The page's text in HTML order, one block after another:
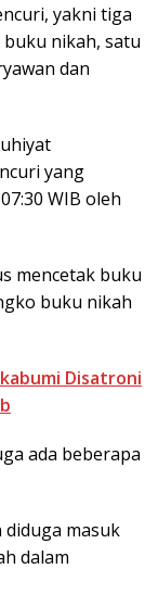
yakni tiga
nikah, satu
dan
yang
WIB oleh
mencetak buku
buku nikah
Disatroni
ada beberapa
diduga masuk
dalam